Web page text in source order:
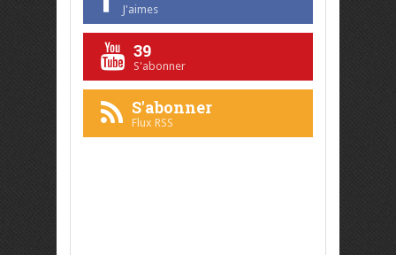
J'aimes
39
S'abonner
S'abonner
Flux RSS